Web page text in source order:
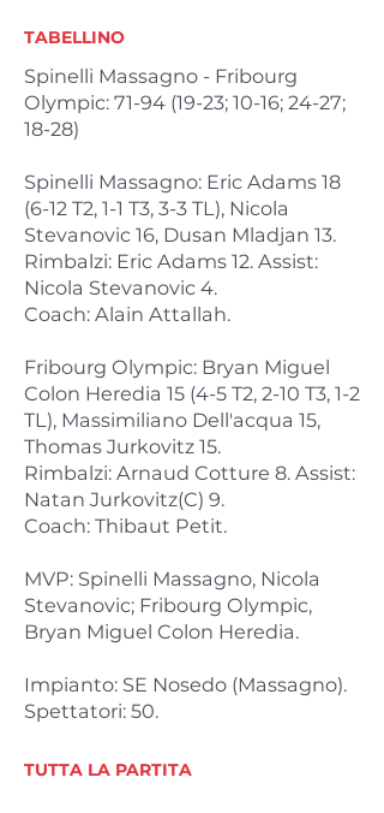
TABELLINO
Spinelli Massagno - Fribourg
Olympic: 71-94 (19-23; 10-16; 24-27;
18-28)
Spinelli Massagno: Eric Adams 18
(6-12 T2, 1-1 T3, 3-3 TL), Nicola
Stevanovic 16, Dusan Mladjan 13.
Rimbalzi: Eric Adams 12. Assist:
Nicola Stevanovic 4.
Coach: Alain Attallah.
Fribourg Olympic: Bryan Miguel
Colon Heredia 15 (4-5 T2, 2-10 T3, 1-2
TL), Massimiliano Dell'acqua 15,
Thomas Jurkovitz 15.
Rimbalzi: Arnaud Cotture 8. Assist:
Natan Jurkovitz(C) 9.
Coach: Thibaut Petit.
MVP: Spinelli Massagno, Nicola
Stevanovic; Fribourg Olympic,
Bryan Miguel Colon Heredia.
Impianto: SE Nosedo (Massagno).
Spettatori: 50.
TUTTA LA PARTITA